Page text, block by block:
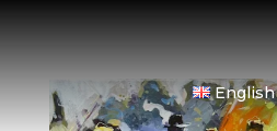
English